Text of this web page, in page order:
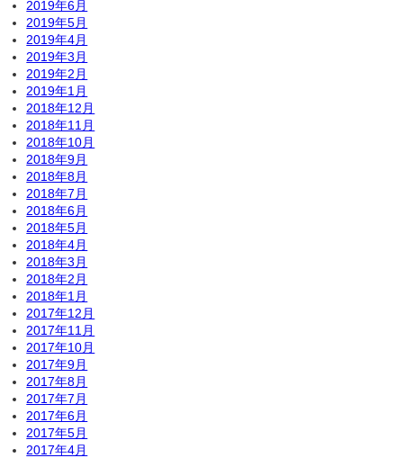
2019年6月
2019年5月
2019年4月
2019年3月
2019年2月
2019年1月
2018年12月
2018年11月
2018年10月
2018年9月
2018年8月
2018年7月
2018年6月
2018年5月
2018年4月
2018年3月
2018年2月
2018年1月
2017年12月
2017年11月
2017年10月
2017年9月
2017年8月
2017年7月
2017年6月
2017年5月
2017年4月